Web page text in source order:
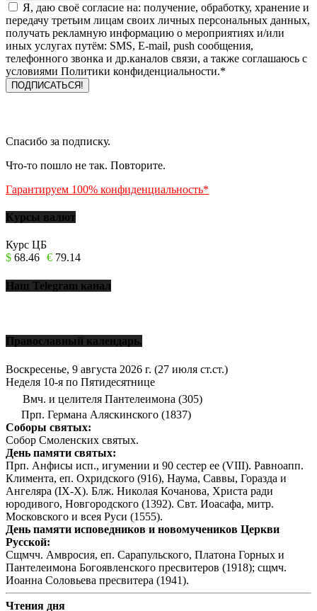
Я, даю своё согласие на: получение, обработку, хранение и
передачу третьим лицам своих личных персональных данных,
получать рекламную информацию о мероприятиях и/или
иных услугах путём: SMS, E-mail, push сообщения,
телефонного звонка и др.каналов связи, а также соглашаюсь с
условиями Политики конфиденциальности.*
Спасибо за подписку.
Что-то пошло не так. Повторите.
Гарантируем 100% конфиденциальность*
Курсы валют
Курс ЦБ
$ 68.46 € 79.14
Наш Telegram канал
Православный календарь.
Воскресенье, 9 августа 2026 г. (27 июля ст.ст.)
Неделя 10-я по Пятидесятнице
Вмч. и целителя Пантелеимона (305)
Прп. Германа Аляскинского (1837)
Соборы святых:
Собор Смоленских святых.
День памяти святых:
Прп. Анфисы исп., игумении и 90 сестер ее (VIII). Равноапп.
Климента, еп. Охридского (916), Наума, Саввы, Горазда и
Ангеляра (IX-X). Блж. Николая Кочанова, Христа ради
юродивого, Новгородского (1392). Свт. Иоасафа, митр.
Московского и всея Руси (1555).
День памяти исповедников и новомучеников Церкви
Русской:
Сщмчч. Амвросия, еп. Сарапульского, Платона Горных и
Пантелеимона Богоявленского пресвитеров (1918); сщмч.
Иоанна Соловьева пресвитера (1941).
Чтения дня